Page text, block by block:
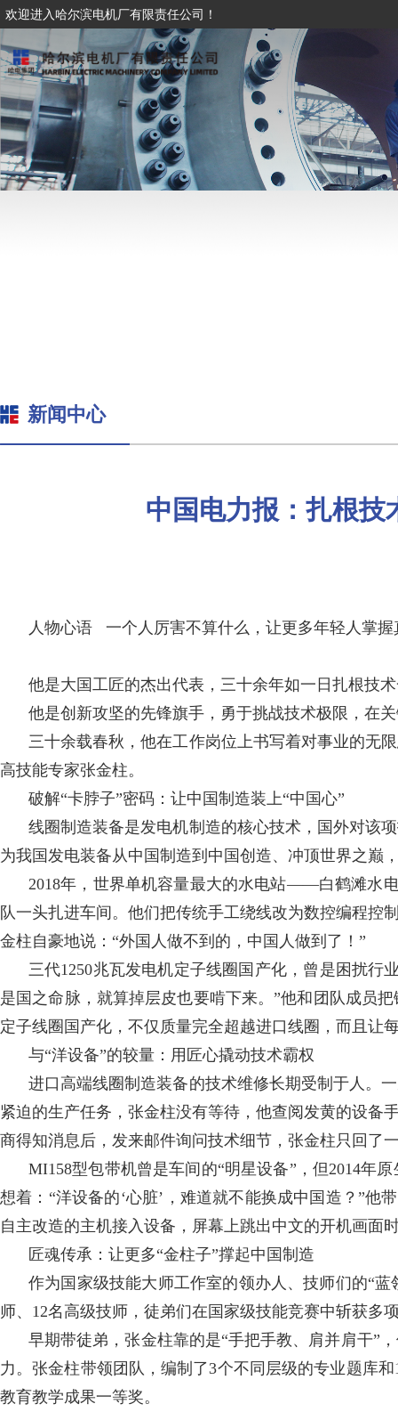
欢迎进入哈尔滨电机厂有限责任公司！
新闻中心
中国电力报：扎根
人物心语 一个人厉害不算什么，让更多年轻人掌
他是大国工匠的杰出代表，三十余年如一日扎根技
他是创新攻坚的先锋旗手，勇于挑战技术极限，在
三十余载春秋，他在工作岗位上书写着对事业的无
高技能专家张金柱。
破解“卡脖子”密码：让中国制造装上“中国心”
线圈制造装备是发电机制造的核心技术，国外对该
为我国发电装备从中国制造到中国创造、冲顶世界之巅
2018年，世界单机容量最大的水电站——白鹤滩水
队一头扎进车间。他们把传统手工绕线改为数控编程控
金柱自豪地说：“外国人做不到的，中国人做到了！”
三代1250兆瓦发电机定子线圈国产化，曾是困扰行
是国之命脉，就算掉层皮也要啃下来。”他和团队成员
定子线圈国产化，不仅质量完全超越进口线圈，而且让
与“洋设备”的较量：用匠心撬动技术霸权
进口高端线圈制造装备的技术维修长期受制于人。
紧迫的生产任务，张金柱没有等待，他查阅发黄的设备
商得知消息后，发来邮件询问技术细节，张金柱只回了
MI158型包带机曾是车间的“明星设备”，但2014年
想着：“洋设备的‘心脏’，难道就不能换成中国造？”
自主改造的主机接入设备，屏幕上跳出中文的开机画面
匠魂传承：让更多“金柱子”撑起中国制造
作为国家级技能大师工作室的领办人、技师们的“
师、12名高级技师，徒弟们在国家级技能竞赛中斩获多
早期带徒弟，张金柱靠的是“手把手教、肩并肩干”
力。张金柱带领团队，编制了3个不同层级的专业题库
教育教学成果一等奖。